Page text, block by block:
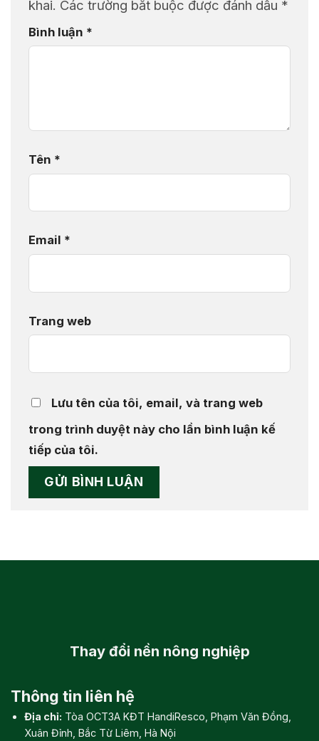
khai. Các trường bắt buộc được đánh dấu *
Bình luận *
Tên *
Email *
Trang web
Lưu tên của tôi, email, và trang web
trong trình duyệt này cho lần bình luận kế
tiếp của tôi.
Thay đổi nền nông nghiệp
Thông tin liên hệ
Địa chỉ: Tòa OCT3A KĐT HandiResco, Phạm Văn Đồng,
Xuân Đỉnh, Bắc Từ Liêm, Hà Nội